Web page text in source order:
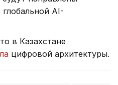
AI-
в Казахстане
цифровой архитектуры.